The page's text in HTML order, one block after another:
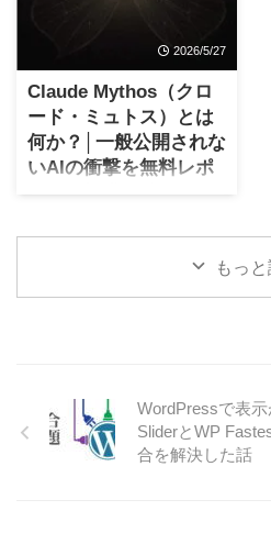
始しました。（本記事投稿時
用可能です。 またHACCご購
案内を個別に告知済です。）
こいつは人によって超便利
で、且つ超強力な助っ人にな
ると自負しております。思う
に、ChatGPTの現時点での集
を使った機能です。 HACC販
売ページで説明するには長す
2026/5/27
Claude Mythos（クロ
ード・ミュトス）とは
何か？│一般公開されな
いAIの衝撃を無料レポ
ートで提供開始
Mythos（クロード・ミュト
トスとは米Anthropicが2026年4
月に発表した「Claude Mythos
Preview」が正式名称ですが、
もっ
WordPressで表
SliderとWP
合を解決した話